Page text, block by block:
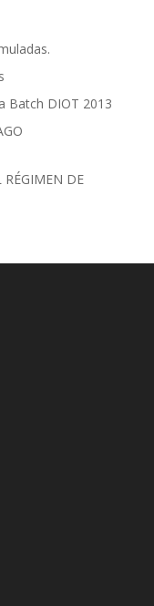
Batch DIOT 2013
RÉGIMEN DE